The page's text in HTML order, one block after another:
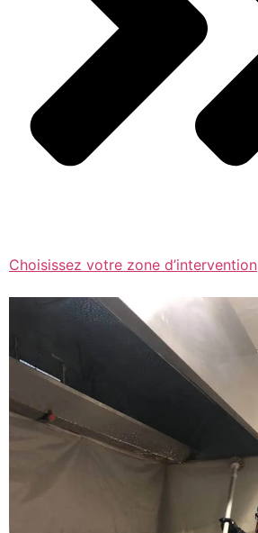
Choisissez votre zone d’intervention